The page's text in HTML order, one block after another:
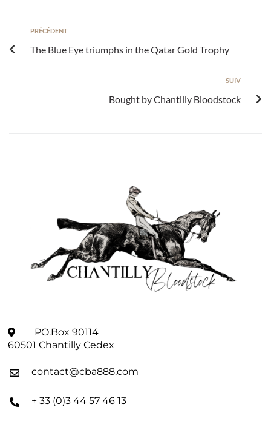
PRÉCÉDENT
The Blue Eye triumphs in the Qatar Gold Trophy
SUIV
Bought by Chantilly Bloodstock
PO.Box 90114
60501 Chantilly Cedex
contact@cba888.com
+ 33 (0)3 44 57 46 13